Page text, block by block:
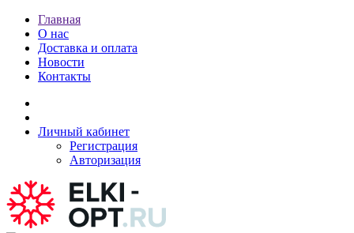
Главная
О нас
Доставка и оплата
Новости
Контакты
Личный кабинет
Регистрация
Авторизация